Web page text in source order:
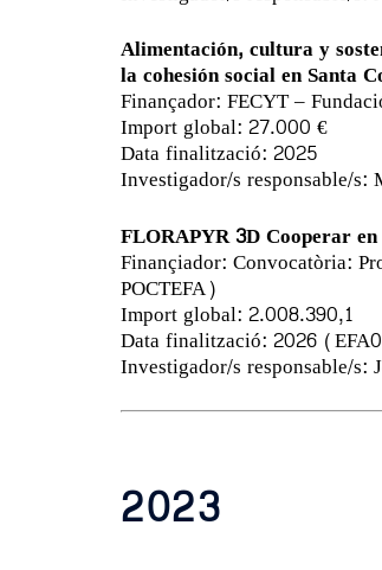
Alimentación, cultura y
la cohesión social en Santa
Finançador: FECYT –
Import global: 27.000 €
Data finalització: 2025
Investigador/s responsable/
FLORAPYR 3D Cooperar
Finançiador: Convocatòria:
POCTEFA)
Import global: 2.008.390,1
Data finalització: 2026
Investigador/s responsable/s:
2023